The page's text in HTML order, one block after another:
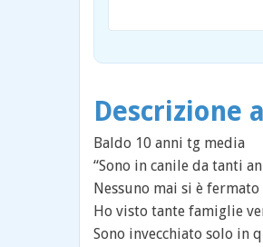
Descrizione
Baldo 10 anni tg media
“Sono in canile da tanti
Nessuno mai si è
Ho visto tante famiglie
Sono invecchiato solo in